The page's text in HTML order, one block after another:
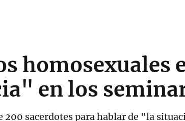
homosexuales
en los
sacerdotes para hablar de "la